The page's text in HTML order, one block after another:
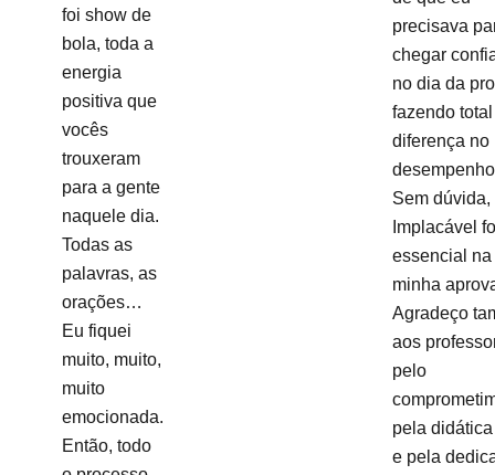
foi show de
bola, toda a
energia
positiva que
vocês
trouxeram
para a gente
naquele dia.
Todas as
palavras, as
orações…
Eu fiquei
muito, muito,
muito
emocionada.
Então, todo
precisava
chegar
no dia da
fazendo total
diferença no
Sem dúvida,
Implacável
essencial na
minha
Agradeço
aos
pelo
pela
e pela